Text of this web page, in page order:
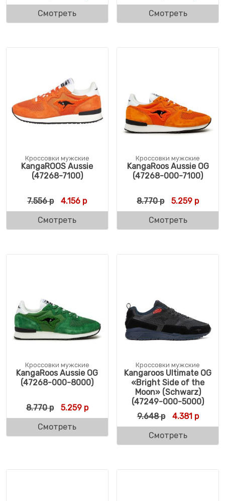
Смотреть Смотреть
Кроссовки мужские
KangaROOS Aussie
(47268-7100)
7.556р Первоначальная цена составляла 7.556 р.
4.156 рТекущая цена: 4.156 р.
Смотреть
Кроссовки мужские
KangaRoos Aussie OG
(47268-000-7100)
8.770р 5.259 р
Смотреть
Кроссовки мужские
KangaRoos Aussie OG
(47268-000-8000)
8.770р Первоначальная цена составляла 8.770 р.
5.259рТекущая цена: 5.259 р.
Смотреть
Кроссовки мужские
Kangaroos Ultimate OG
«Bright Side of the
Moon» (Schwarz)
(47249-000-5000)
9.648р 4.381р
Смотреть